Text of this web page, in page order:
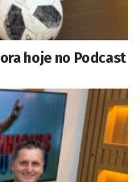
hoje no Podcast